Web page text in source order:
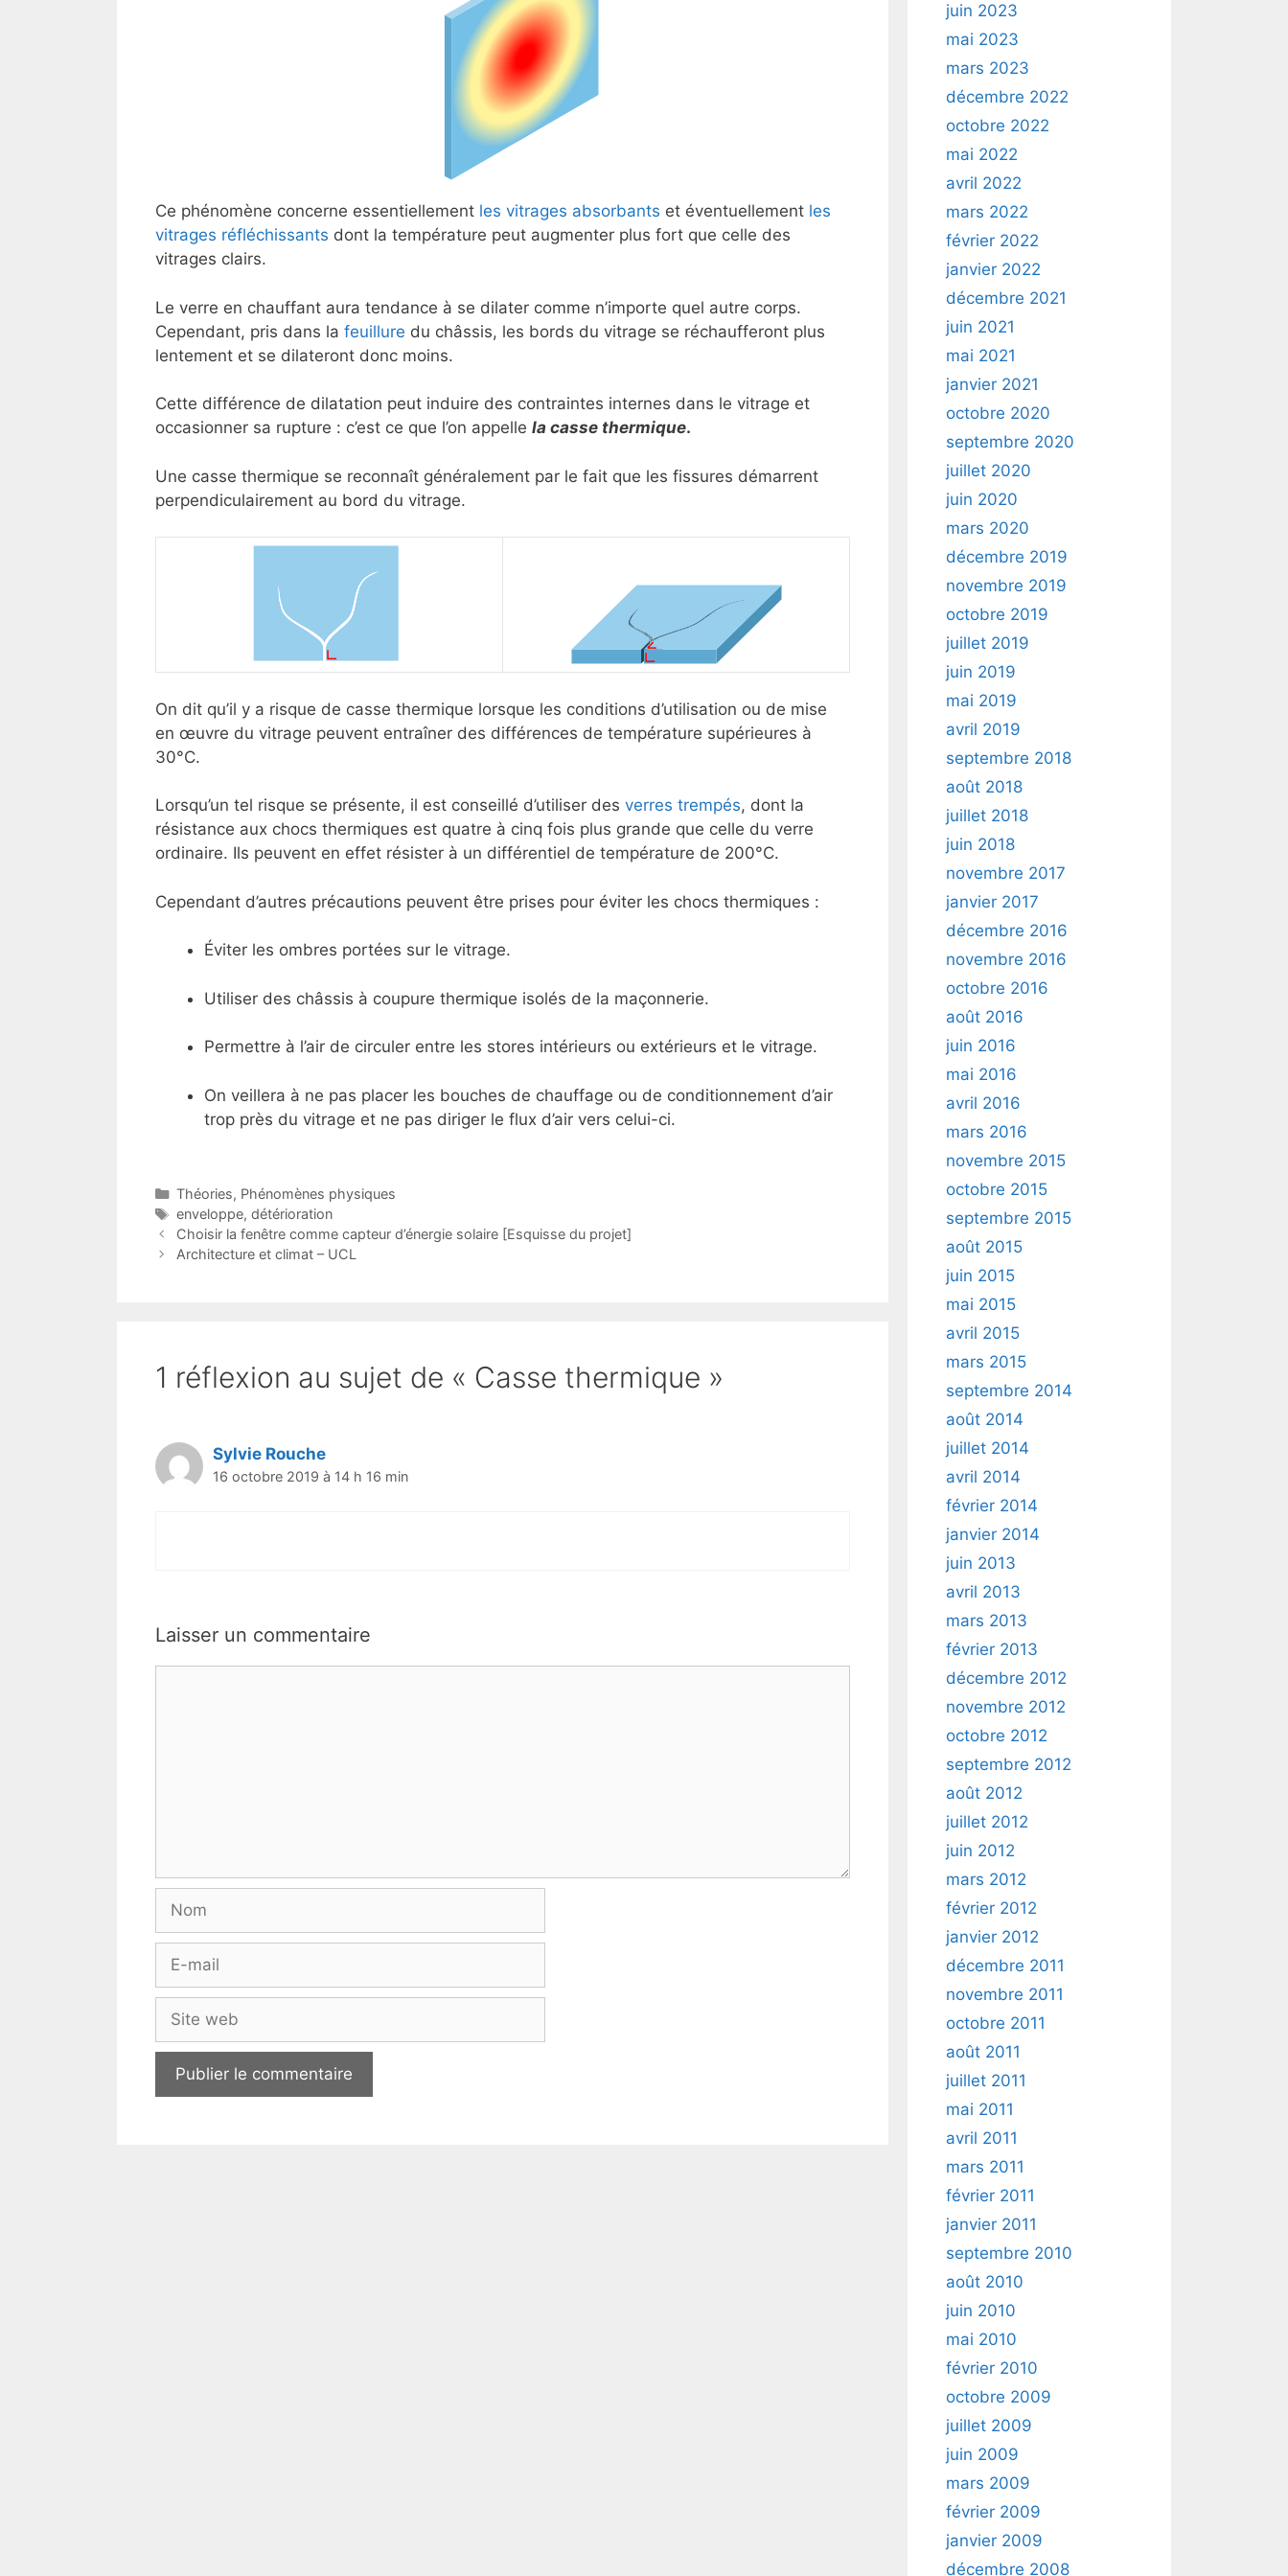
Ce phénomène concerne essentiellement les vitrages absorbants et éventuellement les
vitrages réfléchissants dont la température peut augmenter plus fort que celle des
vitrages clairs.
Le verre en chauffant aura tendance à se dilater comme n’importe quel autre corps.
Cependant, pris dans la feuillure du châssis, les bords du vitrage se réchaufferont plus
lentement et se dilateront donc moins.
Cette différence de dilatation peut induire des contraintes internes dans le vitrage et
occasionner sa rupture : c’est ce que l’on appelle la casse thermique.
Une casse thermique se reconnaît généralement par le fait que les fissures démarrent
perpendiculairement au bord du vitrage.
On dit qu’il y a risque de casse thermique lorsque les conditions d’utilisation ou de mise
en œuvre du vitrage peuvent entraîner des différences de température supérieures à
30°C.
Lorsqu’un tel risque se présente, il est conseillé d’utiliser des verres trempés, dont la
résistance aux chocs thermiques est quatre à cinq fois plus grande que celle du verre
ordinaire. Ils peuvent en effet résister à un différentiel de température de 200°C.
Cependant d’autres précautions peuvent être prises pour éviter les chocs thermiques :
Éviter les ombres portées sur le vitrage.
Utiliser des châssis à coupure thermique isolés de la maçonnerie.
Permettre à l’air de circuler entre les stores intérieurs ou extérieurs et le vitrage.
On veillera à ne pas placer les bouches de chauffage ou de conditionnement d’air
trop près du vitrage et ne pas diriger le flux d’air vers celui-ci.
Catégories
Théories, Phénomènes physiques
Étiquettes
enveloppe, détérioration
Choisir la fenêtre comme capteur d’énergie solaire [Esquisse du projet]
Architecture et climat – UCL
1 réflexion au sujet de « Casse thermique »
Sylvie Rouche
16 octobre 2019 à 14 h 16 min
Laisser un commentaire
Nom
Site
web
juin 2023
mai 2023
mars 2023
décembre 2022
octobre 2022
mai 2022
avril 2022
mars 2022
février 2022
janvier 2022
décembre 2021
juin 2021
mai 2021
janvier 2021
octobre 2020
septembre 2020
juillet 2020
juin 2020
mars 2020
décembre 2019
novembre 2019
octobre 2019
juillet 2019
juin 2019
mai 2019
avril 2019
septembre 2018
août 2018
juillet 2018
juin 2018
novembre 2017
janvier 2017
décembre 2016
novembre 2016
octobre 2016
août 2016
juin 2016
mai 2016
avril 2016
mars 2016
novembre 2015
octobre 2015
septembre 2015
août 2015
juin 2015
mai 2015
avril 2015
mars 2015
septembre 2014
août 2014
juillet 2014
avril 2014
février 2014
janvier 2014
juin 2013
avril 2013
mars 2013
février 2013
décembre 2012
novembre 2012
octobre 2012
septembre 2012
août 2012
juillet 2012
juin 2012
mars 2012
février 2012
janvier 2012
décembre 2011
novembre 2011
octobre 2011
août 2011
juillet 2011
mai 2011
avril 2011
mars 2011
février 2011
janvier 2011
septembre 2010
août 2010
juin 2010
mai 2010
février 2010
octobre 2009
juillet 2009
juin 2009
mars 2009
février 2009
janvier 2009
décembre 2008